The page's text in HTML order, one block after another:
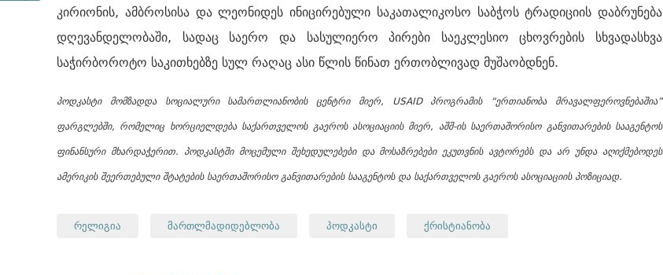
კირიონის, ამბროსისა და ლეონიდეს ინიცირებული საკათალიკოსო საბჭოს ტრადიციის დაბრუნება
დღევანდელობაში, სადაც საერო და სასულიერო პირები საეკლესიო ცხოვრების სხვადასხვა
საჭირბოროტო საკითხებზე სულ რაღაც ასი წლის წინათ ერთობლივად მუშაობდნენ.
პოდკასტი მომზადდა სოციალური სამართლიანობის ცენტრი მიერ, USAID პროგრამის “ერთიანობა მრავალფეროვნებაშია”
ფარგლებში, რომელიც ხორციელდება საქართველოს გაეროს ასოციაციის მიერ, აშშ-ის საერთაშორისო განვითარების სააგენტოს
ფინანსური მხარდაჭერით. პოდკასტში მოცემული შეხედულებები და მოსაზრებები ეკუთვნის ავტორებს და არ უნდა აღიქმებოდეს
ამერიკის შეერთებული შტატების საერთაშორისო განვითარების სააგენტოს და საქართველოს გაეროს ასოციაციის პოზიციად.
რელიგია მართლმადიდებლობა პოდკასტი ქრისტიანობა